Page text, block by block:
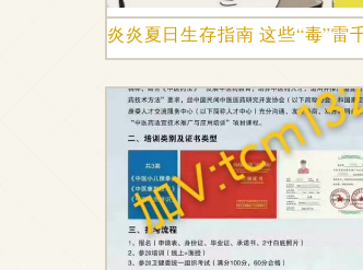
炎炎夏日生存指南 这些“毒”雷